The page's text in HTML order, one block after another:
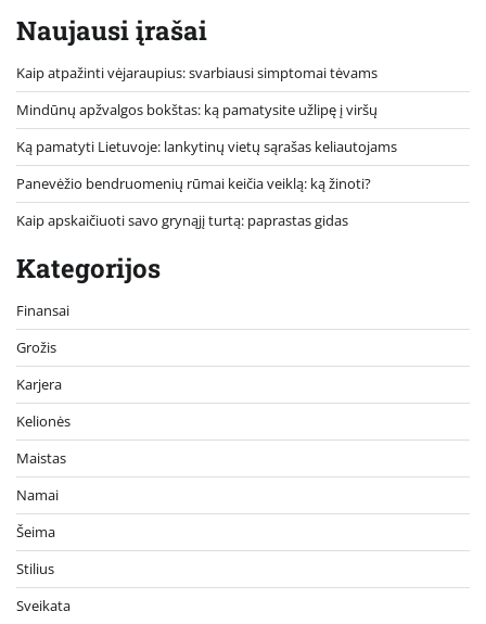
Naujausi įrašai
Kaip atpažinti vėjaraupius: svarbiausi simptomai tėvams
Mindūnų apžvalgos bokštas: ką pamatysite užlipę į viršų
Ką pamatyti Lietuvoje: lankytinų vietų sąrašas keliautojams
Panevėžio bendruomenių rūmai keičia veiklą: ką žinoti?
Kaip apskaičiuoti savo grynąjį turtą: paprastas gidas
Kategorijos
Finansai
Grožis
Karjera
Kelionės
Maistas
Namai
Šeima
Stilius
Sveikata